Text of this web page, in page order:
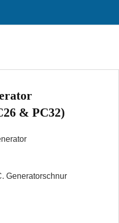
& PC32)
Generatorschnur